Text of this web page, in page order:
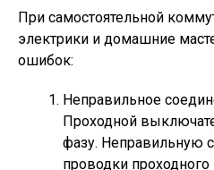
При самостоятельной
электрики и домашние
ошибок:
Неправильное
Проходной
фазу. Неправильную
проводки